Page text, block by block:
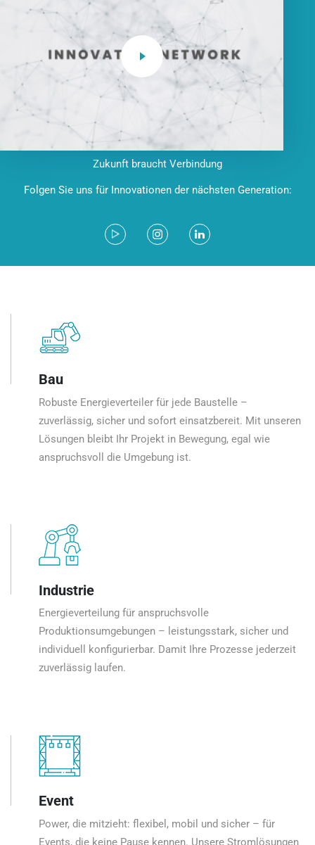
Zukunft braucht Verbindung
Folgen Sie uns für Innovationen der nächsten Generation:
Bau
Robuste Energieverteiler für jede Baustelle –
zuverlässig, sicher und sofort einsatzbereit. Mit unseren
Lösungen bleibt Ihr Projekt in Bewegung, egal wie
anspruchsvoll die Umgebung ist.
Industrie
Energieverteilung für anspruchsvolle
Produktionsumgebungen – leistungsstark, sicher und
individuell konfigurierbar. Damit Ihre Prozesse jederzeit
zuverlässig laufen.
Event
Power, die mitzieht: flexibel, mobil und sicher – für
Events, die keine Pause kennen. Unsere Stromlösungen